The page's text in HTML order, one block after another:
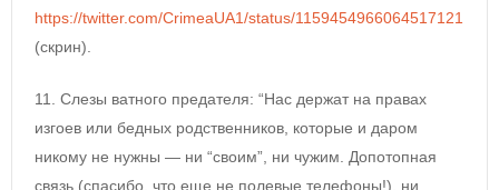
https://twitter.com/CrimeaUA1/status/1159454966064517121
(скрин).
11. Слезы ватного предателя: “Нас держат на правах
изгоев или бедных родственников, которые и даром
никому не нужны — ни “своим”, ни чужим. Допотопная
связь (спасибо, что еще не полевые телефоны!), ни